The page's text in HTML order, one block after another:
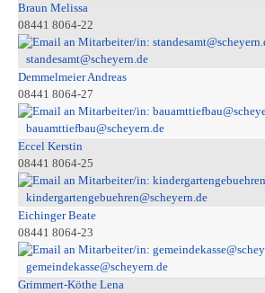
Braun Melissa
08441 8064-22
standesamt@scheyern.de
Demmelmeier Andreas
08441 8064-27
bauamttiefbau@scheyern.de
Eccel Kerstin
08441 8064-25
kindergartengebuehren@scheyern.de
Eichinger Beate
08441 8064-23
gemeindekasse@scheyern.de
Grimmert-Köthe Lena